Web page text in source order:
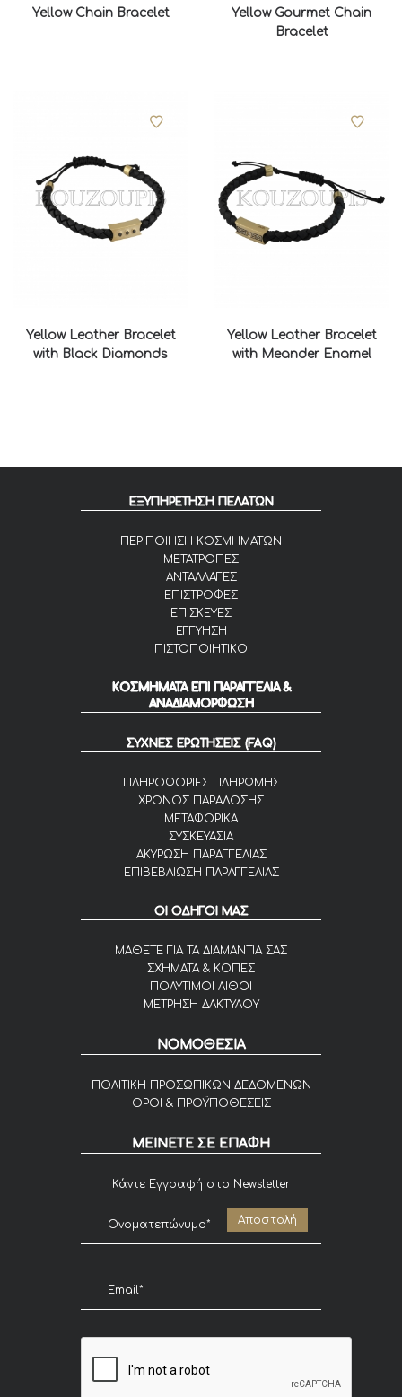
Yellow Chain Bracelet
Yellow Gourmet Chain
Bracelet
Yellow Leather Bracelet
with Black Diamonds
Yellow Leather Bracelet
with Meander Enamel
ΕΞΥΠΗΡΕΤΗΣΗ ΠΕΛΑΤΩΝ
ΠΕΡΙΠΟΙΗΣΗ ΚΟΣΜΗΜΑΤΩΝ
ΜΕΤΑΤΡΟΠΕΣ
ΑΝΤΑΛΛΑΓΕΣ
ΕΠΙΣΤΡΟΦΕΣ
ΕΠΙΣΚΕΥΕΣ
ΕΓΓΥΗΣΗ
ΠΙΣΤΟΠΟΙΗΤΙΚΟ
ΚΟΣΜΗΜΑΤΑ ΕΠΙ ΠΑΡΑΓΓΕΛΙΑ &
ΑΝΑΔΙΑΜΟΡΦΩΣΗ
ΣΥΧΝΕΣ ΕΡΩΤΗΣΕΙΣ (FAQ)
ΠΛΗΡΟΦΟΡΙΕΣ ΠΛΗΡΩΜΗΣ
ΧΡΟΝΟΣ ΠΑΡΑΔΟΣΗΣ
ΜΕΤΑΦΟΡΙΚΑ
ΣΥΣΚΕΥΑΣΙΑ
ΑΚΥΡΩΣΗ ΠΑΡΑΓΓΕΛΙΑΣ
ΕΠΙΒΕΒΑΙΩΣΗ ΠΑΡΑΓΓΕΛΙΑΣ
ΟΙ ΟΔΗΓΟΙ ΜΑΣ
ΜΑΘΕΤΕ ΓΙΑ ΤΑ ΔΙΑΜΑΝΤΙΑ ΣΑΣ
ΣΧΗΜΑΤΑ & ΚΟΠΕΣ
ΠΟΛΥΤΙΜΟΙ ΛΙΘΟΙ
ΜΕΤΡΗΣΗ ΔΑΚΤΥΛΟΥ
ΝΟΜΟΘΕΣΙΑ
ΠΟΛΙΤΙΚΗ ΠΡΟΣΩΠΙΚΩΝ ΔΕΔΟΜΕΝΩΝ
ΟΡΟΙ & ΠΡΟΫΠΟΘΕΣΕΙΣ
ΜΕΙΝΕΤΕ ΣΕ ΕΠΑΦΗ
Κάντε Εγγραφή στο Newsletter